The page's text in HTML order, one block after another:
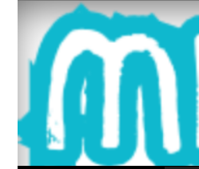
content
Indonesia